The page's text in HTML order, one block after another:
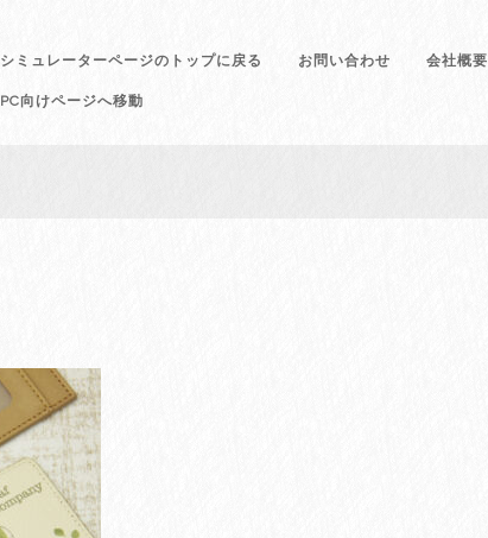
シミュレーターページのトップに戻る お問い合わせ 会社概要
PC向けページへ移動